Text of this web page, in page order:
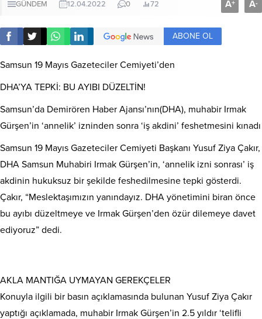
GÜNDEM 12.04.2022 0 72 A+ A-
ABONE OL
Samsun 19 Mayıs Gazeteciler Cemiyeti’den
DHA’YA TEPKİ: BU AYIBI DÜZELTİN!
Samsun’da Demirören Haber Ajansı’nın(DHA), muhabir Irmak
Gürşen’in ‘annelik’ izninden sonra ‘iş akdini’ feshetmesini kınadı
Samsun 19 Mayıs Gazeteciler Cemiyeti Başkanı Yusuf Ziya Çakır,
DHA Samsun Muhabiri Irmak Gürşen’in, ‘annelik izni sonrası’ iş
akdinin hukuksuz bir şekilde feshedilmesine tepki gösterdi.
Çakır, “Meslektaşımızın yanındayız. DHA yönetimini biran önce
bu ayıbı düzeltmeye ve Irmak Gürşen’den özür dilemeye davet
ediyoruz” dedi.
AKLA MANTIĞA UYMAYAN GEREKÇELER
Konuyla ilgili bir basın açıklamasında bulunan Yusuf Ziya Çakır
yaptığı açıklamada, muhabir Irmak Gürşen’in 2.5 yıldır ‘telifli